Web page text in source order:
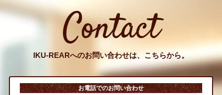
Contact
IKU-REARへのお問い合わせは、こちらから。
お電話でのお問い合わせ